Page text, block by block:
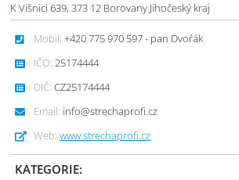
K Višnici 639, 373 12 Borovany Jihočeský kraj
Mobil: +420 775 970 597 - pan Dvořák
IČO: 25174444
DIČ: CZ25174444
Email: info@strechaprofi.cz
Web: www.strechaprofi.cz
KATEGORIE: